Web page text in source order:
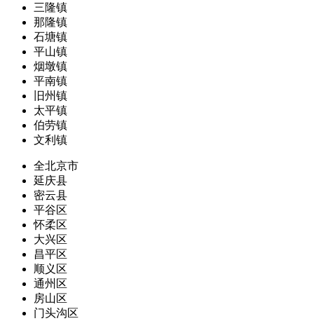
三隆镇
那隆镇
石塘镇
平山镇
烟墩镇
平南镇
旧州镇
太平镇
伯劳镇
文利镇
全北京市
延庆县
密云县
平谷区
怀柔区
大兴区
昌平区
顺义区
通州区
房山区
门头沟区